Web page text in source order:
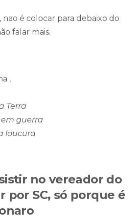
é colocar para debaixo do
falar mais.
,
Terra
guerra
loucura
no vereador do
por SC, só porque é